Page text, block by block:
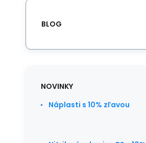
BLOG
NOVINKY
Náplasti s 10% zľavou